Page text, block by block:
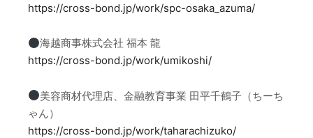
https://cross-bond.jp/work/spc-osaka_azuma/
海越商事株式会社 福本 龍
https://cross-bond.jp/work/umikoshi/
美容商材代理店、金融教育事業 田平千鶴子（ちーち
ゃん）
https://cross-bond.jp/work/taharachizuko/